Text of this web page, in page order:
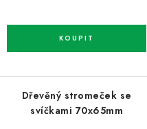
Dřevěný stromeček se
svíčkami 70x65mm